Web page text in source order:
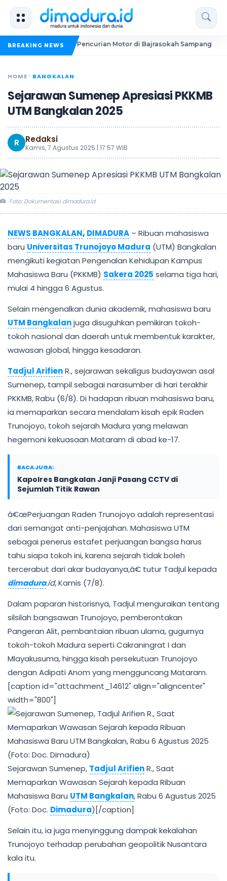
BREAKING NEWS
Pelaku Pencurian Motor di Bajrasokah Sampang 20
HOME BANGKALAN
Sejarawan Sumenep Apresiasi PKKMB
UTM Bangkalan 2025
R Redaksi
Kamis, 7 Agustus 2025 | 17:57 WIB
Foto: Dokumentasi dimadura.id
NEWS BANGKALAN, DIMADURA – Ribuan mahasiswa
baru Universitas Trunojoyo Madura (UTM) Bangkalan
mengikuti kegiatan Pengenalan Kehidupan Kampus
Mahasiswa Baru (PKKMB) Sakera 2025 selama tiga hari,
mulai 4 hingga 6 Agustus.
Selain mengenalkan dunia akademik, mahasiswa baru
UTM Bangkalanjuga disuguhkan pemikiran tokoh-
tokoh nasional dan daerah untuk membentuk karakter,
wawasan global, hingga kesadaran.
Tadjul ArifienR., sejarawan sekaligus budayawan asal
Sumenep, tampil sebagai narasumber di hari terakhir
PKKMB, Rabu (6/8). Di hadapan ribuan mahasiswa baru,
ia memaparkan secara mendalam kisah epik Raden
Trunojoyo, tokoh sejarah Madura yang melawan
hegemoni kekuasaan Mataram di abad ke-17.
BACA JUGA:
Kapolres Bangkalan Janji Pasang CCTV di
Sejumlah Titik Rawan
â€œPerjuangan Raden Trunojoyo adalah representasi
dari semangat anti-penjajahan. Mahasiswa UTM
sebagai penerus estafet perjuangan bangsa harus
tahu siapa tokoh ini, karena sejarah tidak boleh
tercerabut dari akar budayanya,â€ tutur Tadjul kepada
dimadura.id, Kamis (7/8).
Dalam paparan historisnya, Tadjul menguraikan tentang
silsilah bangsawan Trunojoyo, pemberontakan
Pangeran Alit, pembantaian ribuan ulama, gugurnya
tokoh-tokoh Madura seperti Cakraningrat I dan
Mlayakusuma, hingga kisah persekutuan Trunojoyo
dengan Adipati Anom yang mengguncang Mataram.
[caption id="attachment_14612" align="aligncenter"
width="800"]
Sejarawan Sumenep, Tadjul ArifienR., Saat
Memaparkan Wawasan Sejarah kepada Ribuan
Mahasiswa Baru UTM Bangkalan, Rabu 6 Agustus 2025
(Foto: Doc. Dimadura)[/caption]
Selain itu, ia juga menyinggung dampak kekalahan
Trunojoyo terhadap perubahan geopolitik Nusantara
kala itu.